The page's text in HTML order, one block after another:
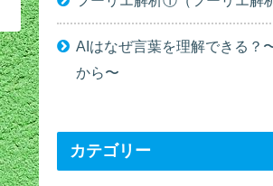
AIはなぜ言葉を理解できる？
から〜
カテゴリー